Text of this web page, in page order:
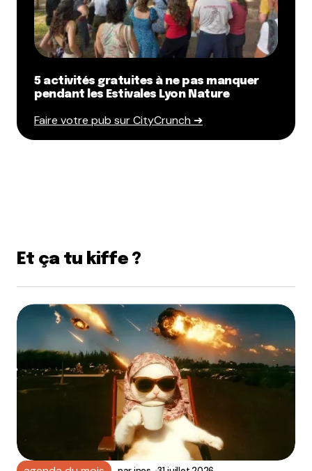
5 activités gratuites à ne pas manquer
pendant les Estivales Lyon Nature
Faire votre pub sur CityCrunch ➔
Et ça tu kiffe ?